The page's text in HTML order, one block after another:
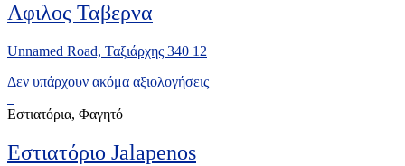
Αφιλος Ταβερνα
Unnamed Road, Ταξιάρχης 340 12
Δεν υπάρχουν ακόμα αξιολογήσεις
Εστιατόρια, Φαγητό
Εστιατόριο Jalapenos